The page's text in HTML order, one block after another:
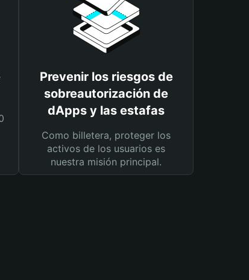
Prevenir los riesgos de
sobreautorización de
dApps y las estafas
Como billetera, proteger los
activos de los usuarios es
nuestra misión principal.